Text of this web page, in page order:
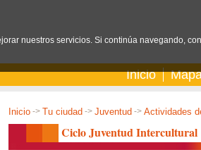
Inicio
Inicio -> Tu ciudad -> Juventud -> Actividades
Ciclo Juventud Intercultural
nuestros servicios. Si continúa navegando,